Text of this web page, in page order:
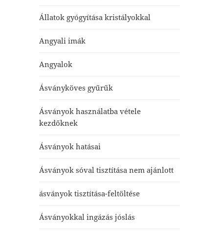
Állatok gyógyítása kristályokkal
Angyali imák
Angyalok
Ásványköves gyűrűk
Ásványok használatba vétele
kezdőknek
Ásványok hatásai
Ásványok sóval tisztítása nem ajánlott
ásványok tisztítása-feltöltése
Ásványokkal ingázás jóslás